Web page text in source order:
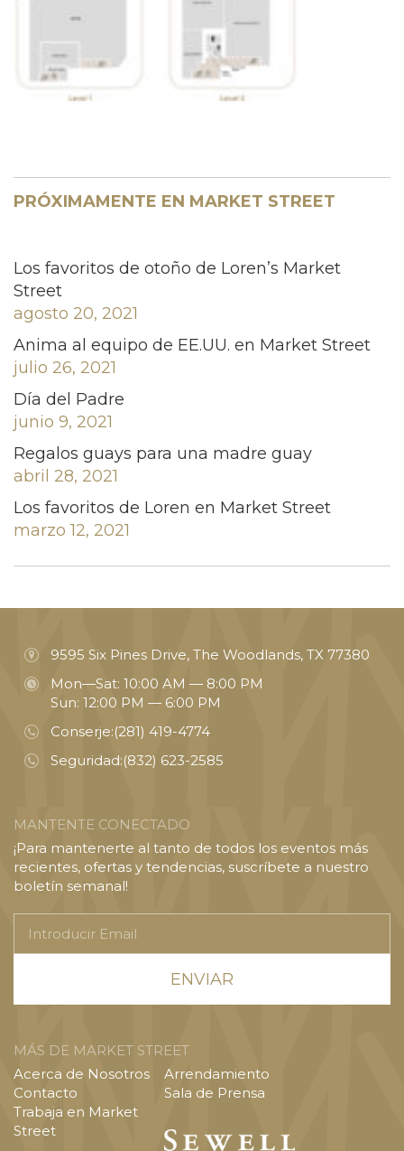
PRÓXIMAMENTE EN MARKET STREET
Los favoritos de otoño de Loren’s Market
Street
agosto 20, 2021
Anima al equipo de EE.UU. en Market Street
julio 26, 2021
Día del Padre
junio 9, 2021
Regalos guays para una madre guay
abril 28, 2021
Los favoritos de Loren en Market Street
marzo 12, 2021
9595 Six Pines Drive, The Woodlands, TX 77380
Mon—Sat: 10:00 AM — 8:00 PM
Sun: 12:00 PM — 6:00 PM
Conserje:(281) 419-4774
Seguridad:(832) 623-2585
MANTENTE CONECTADO
¡Para mantenerte al tanto de todos los eventos más
recientes, ofertas y tendencias, suscríbete a nuestro
boletín semanal!
Email
MÁS DE MARKET STREET
Acerca de Nosotros
Contacto
Trabaja en Market
Street
Arrendamiento
Sala de Prensa